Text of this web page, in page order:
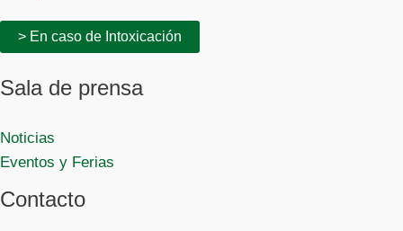
> En caso de Intoxicación
Sala de prensa
Noticias
Eventos y Ferias
Contacto